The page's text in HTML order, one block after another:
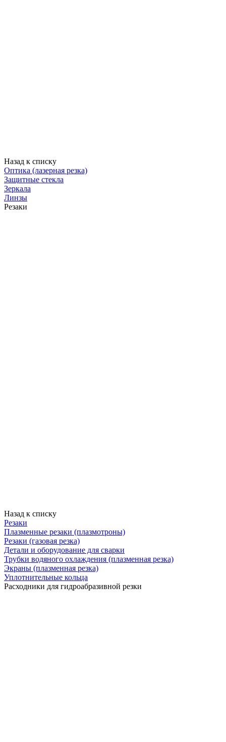
Назад к списку
Оптика (лазерная резка)
Защитные стекла
Зеркала
Линзы
Резаки
Назад к списку
Резаки
Плазменные резаки (плазмотроны)
Резаки (газовая резка)
Детали и оборудование для сварки
Трубки водяного охлаждения (плазменная резка)
Экраны (плазменная резка)
Уплотнительные кольца
Расходники для гидроабразивной резки